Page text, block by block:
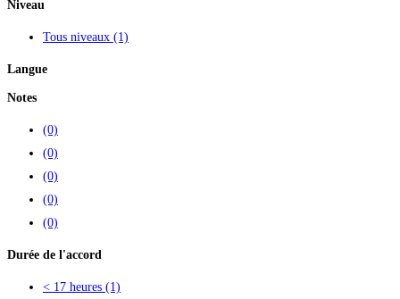
Niveau
Tous niveaux (1)
Langue
Notes
(0)
(0)
(0)
(0)
(0)
Durée de l'accord
< 17 heures (1)